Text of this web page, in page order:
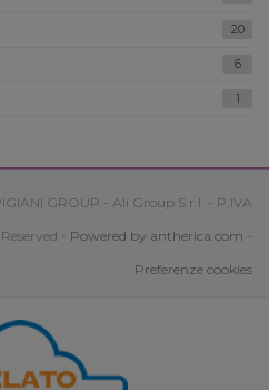
20
6
1
GROUP - Ali Group S.r.l. - P.IVA
- Powered by antherica.com -
Preferenze cookies